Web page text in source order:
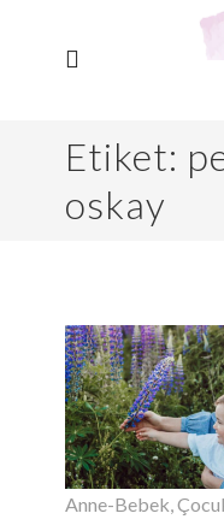
Etiket:
oskay
Anne-Bebek,